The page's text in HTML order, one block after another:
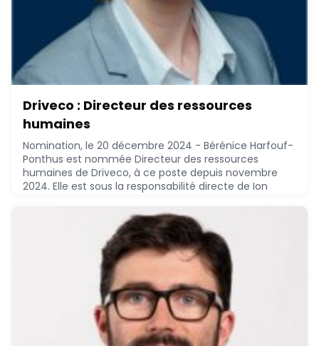
Driveco : Directeur des ressources
humaines
Nomination, le 20 décembre 2024 - Bérénice Harfouf-
Ponthus est nommée Directeur des ressources
humaines de Driveco, à ce poste depuis novembre
2024. Elle est sous la responsabilité directe de Ion
Harfouf-Ponthus, Msc Management, Strategy and
Management of Organisation - EM Lyon Business
School (2006), a réalisée le parcours suivant :* 2021 -